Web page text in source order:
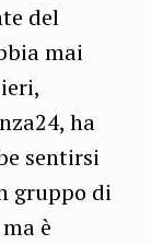
del
mai
ha
sentirsi
gruppo di
è